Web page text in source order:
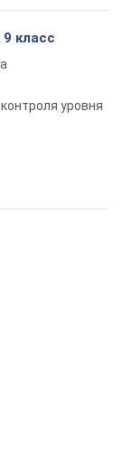
класс
уровня